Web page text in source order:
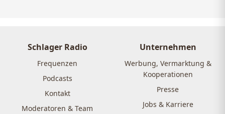
Schlager Radio
Frequenzen
Podcasts
Kontakt
Moderatoren & Team
Unternehmen
Werbung, Vermarktung &
Kooperationen
Presse
Jobs & Karriere